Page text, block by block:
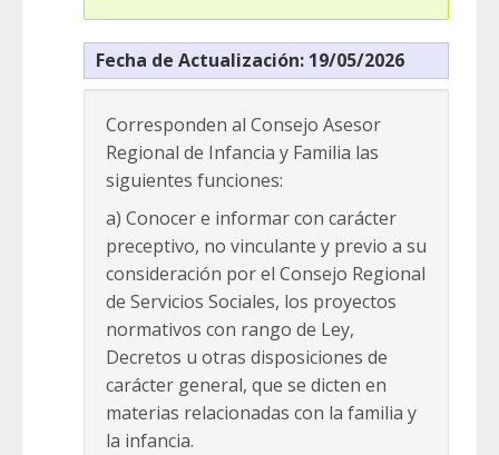
Fecha de Actualización: 19/05/2026
Corresponden al Consejo Asesor
Regional de Infancia y Familia las
siguientes funciones:
a) Conocer e informar con carácter
preceptivo, no vinculante y previo a su
consideración por el Consejo Regional
de Servicios Sociales, los proyectos
normativos con rango de Ley,
Decretos u otras disposiciones de
carácter general, que se dicten en
materias relacionadas con la familia y
la infancia.